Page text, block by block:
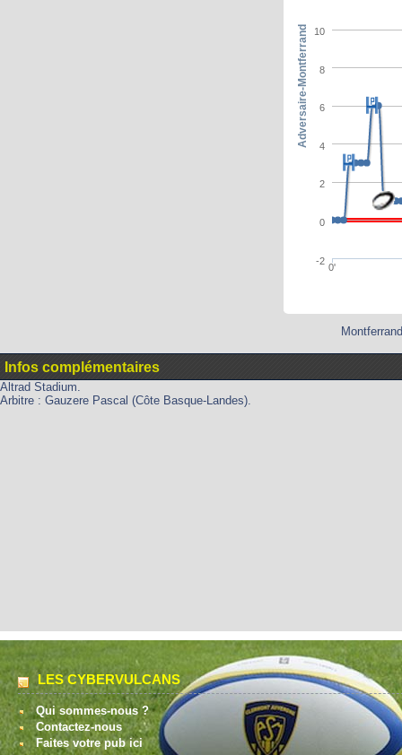
0'
-2
0
2
4
6
8
10
Adversaire-Montferrand
Infos complémentaires
Altrad Stadium.
Arbitre : Gauzere Pascal (Côte Basque-Landes).
LES CYBERVULCANS
Qui sommes-nous ?
Contactez-nous
Faites votre pub ici